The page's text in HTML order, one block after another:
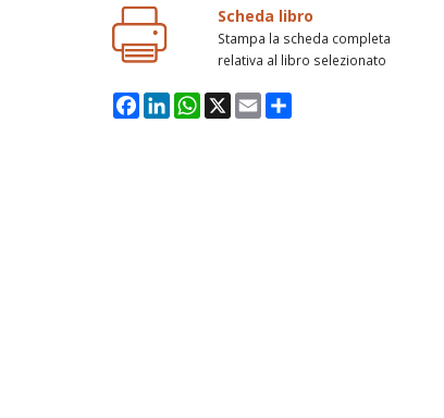
Scheda libro
Stampa la scheda completa
relativa al libro selezionato
Facebook
LinkedInWhatsApp
X Email